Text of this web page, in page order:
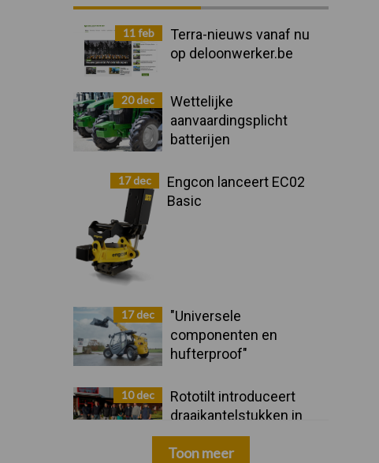
Sidebar11 feb
Terra-nieuws vanaf nu
op deloonwerker.be
20 dec
Wettelijke
aanvaardingsplicht
batterijen
17 dec
Engcon lanceert EC02
Basic
17 dec
"Universele
componenten en
hufterproof"
10 dec
Rototilt introduceert
draaikantelstukken in
drie nieuwe landen
Toon meer